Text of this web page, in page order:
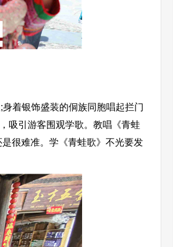
着银饰盛装的侗族同胞唱起拦门
吸引游客围观学歌。教唱《青蛙
很难准。学《青蛙歌》不光要发